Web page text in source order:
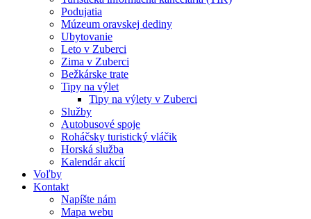
Podujatia
Múzeum oravskej dediny
Ubytovanie
Leto v Zuberci
Zima v Zuberci
Bežkárske trate
Tipy na výlet
Tipy na výlety v Zuberci
Služby
Autobusové spoje
Roháčsky turistický vláčik
Horská služba
Kalendár akcií
Voľby
Kontakt
Napíšte nám
Mapa webu